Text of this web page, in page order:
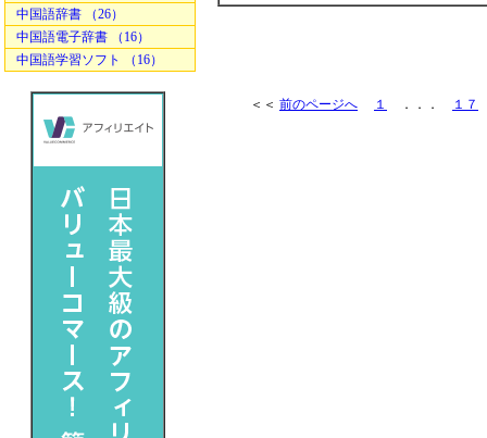
中国語辞書 （26）
中国語電子辞書 （16）
中国語学習ソフト （16）
＜＜ 前のページへ １ ．．． １７